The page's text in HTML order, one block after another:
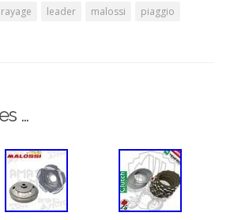
leader malossi piaggio
…